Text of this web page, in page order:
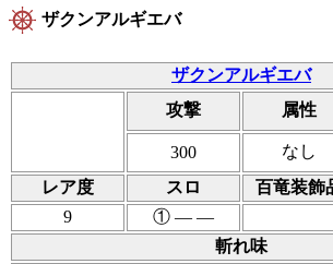
ザクンアルギエバ
ザクンアルギエバ
攻撃
属性
300 なし
レア度
スロ 百竜装飾
9
① ― ―
斬れ味